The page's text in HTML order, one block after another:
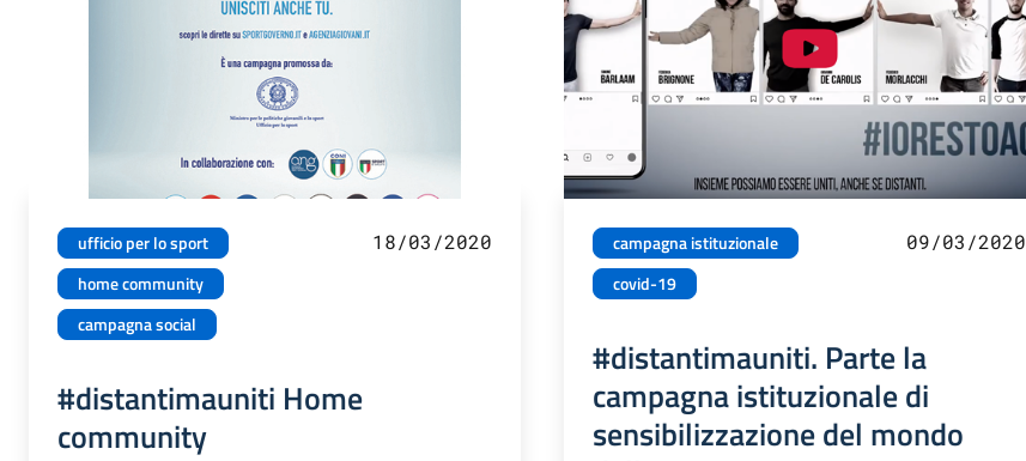
ufficio per lo sport
home community
campagna social
18/03/2020
#distantimauniti Home
community
campagna istituzionale
covid-19
09/03/2020
#distantimauniti. Parte la
campagna istituzionale di
sensibilizzazione del mondo